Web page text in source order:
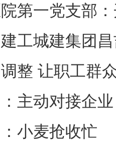
第一党支部
工城建集团
整 让职工群
主动对接企
小麦抢收忙